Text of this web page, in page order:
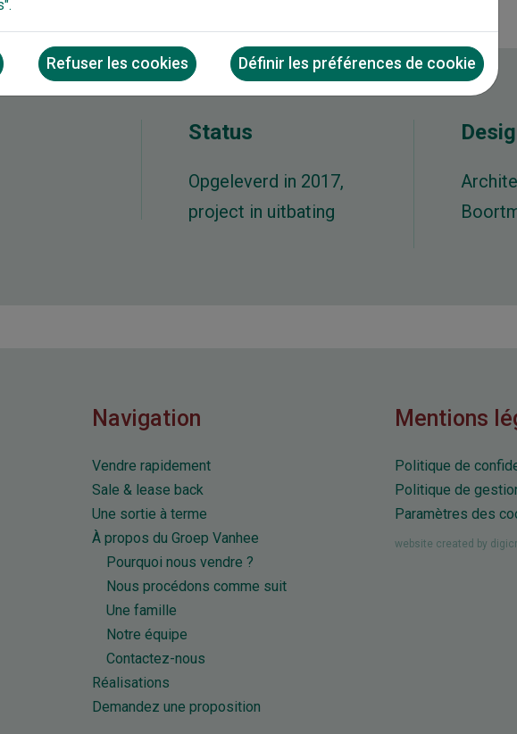
Status
Opgeleverd in 2017,
project in uitbating
Navigation
Vendre rapidement
Sale & lease back
Une sortie à terme
À propos du Groep Vanhee
Pourquoi nous vendre ?
Nous procédons comme suit
Une famille
Notre équipe
Contactez-nous
Réalisations
Demandez une proposition
Mentions
Politique de
Politique de
Paramètres des
website created by
Refuser les cookies Définir les préférences de cookie